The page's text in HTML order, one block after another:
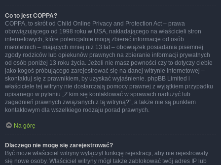
Co to jest COPPA?
COPPA, to skrót od Child Online Privacy and Protection Act – prawa
obowiązującego od 1998 roku w USA, nakładającego na właścicieli stron
internetowych, które potencjalnie mogą zbierać informacje od osób
małoletnich – mających mniej niż 13 lat – obowiązek posiadania pisemnej
zgody rodziców lub opiekunów prawnych na zbieranie informacji prywatnych
od osób poniżej 13 roku życia. Jeżeli nie masz pewności czy to dotyczy ciebie
jako kogoś próbującego zarejestrować się na danej witrynie internetowej –
skontaktuj się z prawnikiem, by uzyskać wyjaśnienie. phpBB Limited i
właściciele tej witryny nie dostarczają pomocy prawnej z wyjątkiem przypadku
opisanego w pytaniu „Z kim się kontaktować w sprawach nadużyć lub
zagadnień prawnych związanych z tą witryną?”, a także nie są punktem
kontaktowym dla wszelkiego rodzaju porad prawnych.
Na górę
Dlaczego nie mogę się zarejestrować?
Być może właściciel witryny wyłączył funkcję rejestracji, aby nie rejestrowały
się nowe osoby. Właściciel witryny mógł także zablokować twój adres IP lub